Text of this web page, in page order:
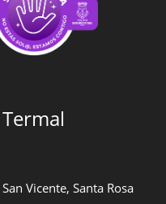
Vicente, Santa Rosa